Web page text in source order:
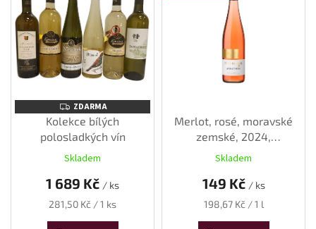
ZDARMA
ZDARMA
Kolekce bílých
polosladkých vín
Skladem
1 689 Kč / ks
Měrná
281,50 Kč / 1 ks
Merlot, rosé, moravské
zemské, 2024,
polosladké, 0,75 l
Skladem
149 Kč / ks
Měrná
198,67 Kč / 1 l